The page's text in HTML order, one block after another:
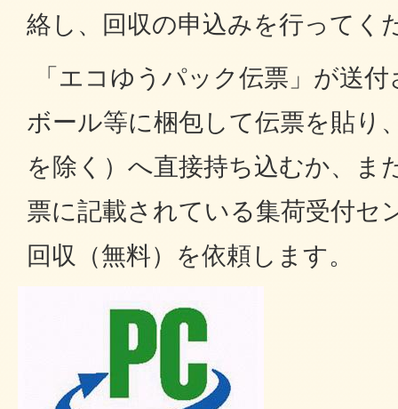
絡し、回収の申込みを行ってく
「エコゆうパック伝票」が送
ボール等に梱包して伝票を貼り
を除く）へ直接持ち込むか、ま
票に記載されている集荷受付セ
回収（無料）を依頼します。